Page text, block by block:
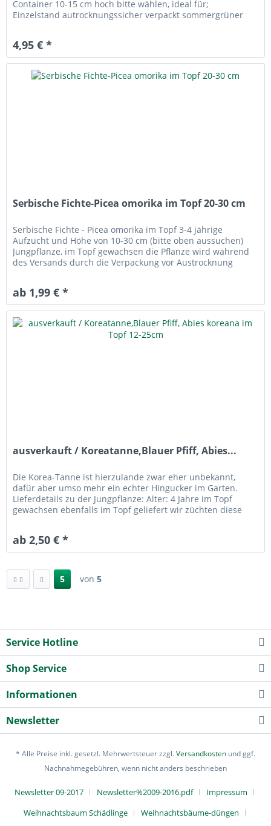
Container 10-15 cm hoch bitte wählen, ideal für;
Einzelstand autrocknungssicher verpackt sommergrüner
4,95 € *
Serbische Fichte-Picea omorika im Topf 20-30 cm
Serbische Fichte - Picea omorika im Topf 3-4 jährige
Aufzucht und Höhe von 10-30 cm (bitte oben aussuchen)
Jungpflanze, im Topf gewachsen die Pflanze wird während
des Versands durch die Verpackung vor Austrocknung
ab 1,99 € *
ausverkauft / Koreatanne,Blauer Pfiff, Abies...
Die Korea-Tanne ist hierzulande zwar eher unbekannt,
dafür aber umso mehr ein echter Hingucker im Garten.
Lieferdetails zu der Jungpflanze: Alter: 4 Jahre im Topf
gewachsen ebenfalls im Topf geliefert wir züchten diese
ab 2,50 € *
5 von 5
Service Hotline
Shop Service
Informationen
Newsletter
* Alle Preise inkl. gesetzl. Mehrwertsteuer zzgl.Versandkosten und ggf.
Nachnahmegebühren, wenn nicht anders beschrieben
Newsletter 09-2017 Newsletter%2009-2016.pdf
Impressum
Weihnachtsbaum Schädlinge
Weihnachtsbäume-düngen